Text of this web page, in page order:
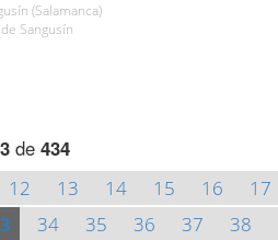
(Salamanca)
Sangusín
de 434
12 13 14 15 16 17
34 35 36 37 38